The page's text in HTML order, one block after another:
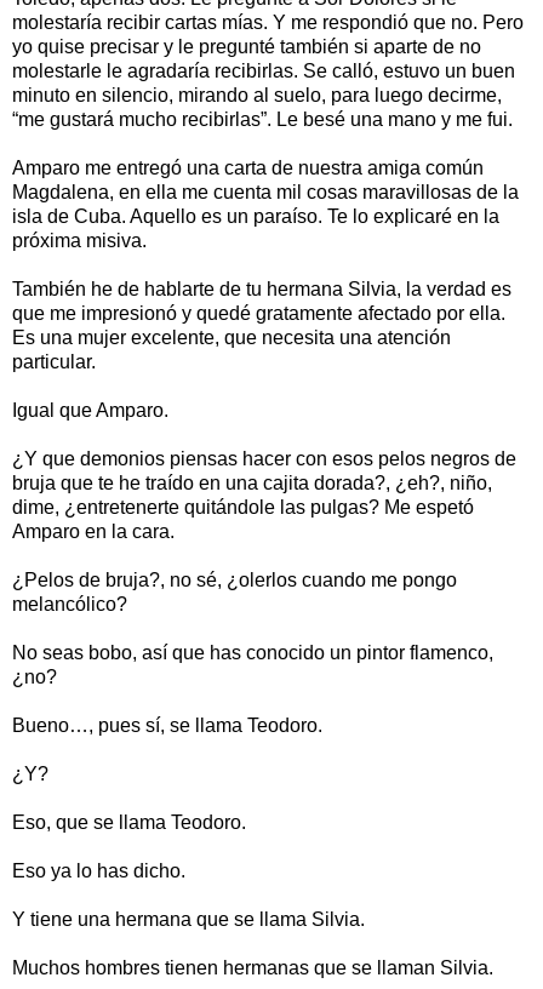
molestaría recibir cartas mías. Y me respondió que no. Pero
yo quise precisar y le pregunté también si aparte de no
molestarle le agradaría recibirlas. Se calló, estuvo un buen
minuto en silencio, mirando al suelo, para luego decirme,
“me gustará mucho recibirlas”. Le besé una mano y me fui.
Amparo me entregó una carta de nuestra amiga común
Magdalena, en ella me cuenta mil cosas maravillosas de la
isla de Cuba. Aquello es un paraíso. Te lo explicaré en la
próxima misiva.
También he de hablarte de tu hermana Silvia, la verdad es
que me impresionó y quedé gratamente afectado por ella.
Es una mujer excelente, que necesita una atención
particular.
Igual que Amparo.
¿Y que demonios piensas hacer con esos pelos negros de
bruja que te he traído en una cajita dorada?, ¿eh?, niño,
dime, ¿entretenerte quitándole las pulgas? Me espetó
Amparo en la cara.
¿Pelos de bruja?, no sé, ¿olerlos cuando me pongo
melancólico?
No seas bobo, así que has conocido un pintor flamenco,
¿no?
Bueno…, pues sí, se llama Teodoro.
¿Y?
Eso, que se llama Teodoro.
Eso ya lo has dicho.
Y tiene una hermana que se llama Silvia.
Muchos hombres tienen hermanas que se llaman Silvia.